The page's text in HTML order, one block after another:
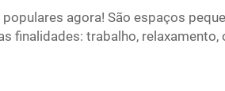
agora! São espaços
finalidades: trabalho, relaxamento,
para tornar a vida um pouco
essa tendência com pods incríveis...